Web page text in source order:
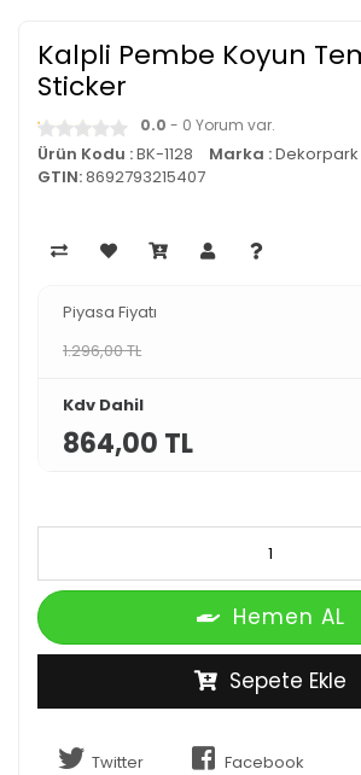
Kalpli Pembe Koyun
Sticker
0.0 - 0 Yorum var.
Ürün Kodu :BK-1128 Marka :Dekorpark
GTIN:8692793215407
Piyasa Fiyatı
1.296,00 TL
Kdv Dahil
864,00 TL
Hemen AL
Sepete Ekle
Twitter Facebook